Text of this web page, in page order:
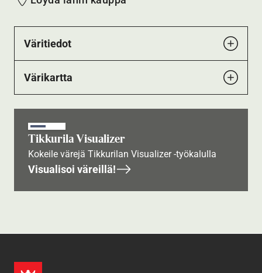
Väritiedot
Värikartta
Tikkurila Visualizer
Kokeile värejä Tikkurilan Visualizer -työkalulla
Visualisoi väreillä!